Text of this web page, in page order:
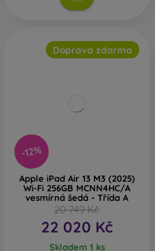
-12%
Doprava zdarma
Apple iPad Air 13 M3 (2025)
Wi-Fi 256GB MCNN4HC/A
vesmírná šedá - Třída A
20 749 Kč
22 020 Kč
Skladem 1 ks